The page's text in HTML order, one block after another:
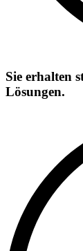
Sie erhalten
Lösungen.